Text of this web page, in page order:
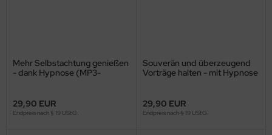
Mehr Selbstachtung genießen
- dank Hypnose (MP3-
29,90 EUR
Endpreis nach § 19 UStG.
Souverän und überzeugend
Vorträge halten - mit Hypnose
29,90 EUR
Endpreis nach § 19 UStG.